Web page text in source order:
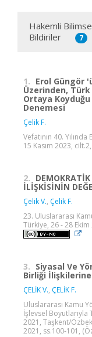
Hakemli
Bildiriler
7
1. Erol Güngör
Üzerinden, Türk
Ortaya
Denemesi
Çelik F.
Vefatının 40.
15 Kasım 2023,
2. DEMOKRATİK
İLİŞKİSİNİN
Çelik V., Çelik F.
23. Uluslararası
Türkiye, 26 - 28
3. Siyasal Ve
Birliği
ÇELİK V., ÇELİK F.
Uluslararası Kamu
İşlevsel Boyutlarıyla
2021, Taşkent/
2021, ss.100-101,